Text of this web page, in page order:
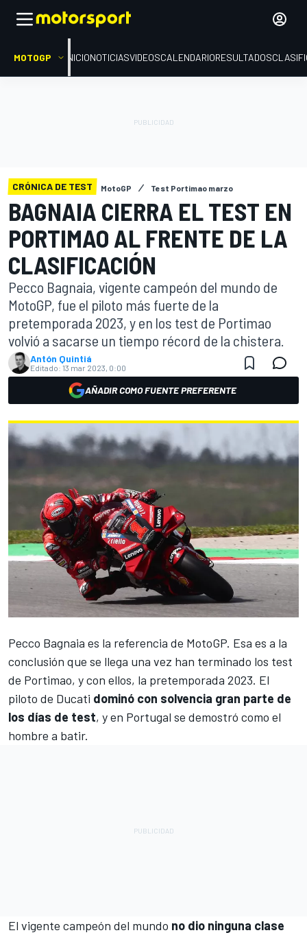
MOTOGP INICIONOTICIASVIDEOSCALENDARIORESULTADOS
CRÓNICA DE TEST MotoGP Test Portimao marzo
BAGNAIA CIERRA EL TEST EN
PORTIMAO AL FRENTE DE LA
CLASIFICACIÓN
Pecco Bagnaia, vigente campeón del mundo de
MotoGP, fue el piloto más fuerte de la
pretemporada 2023, y en los test de Portimao
volvió a sacarse un tiempo récord de la chistera.
Antón Quintiá
Editado: 13 mar 2023, 0:00
AÑADIR COMO FUENTE PREFERENTE
Pecco Bagnaia es la referencia de MotoGP. Esa es a la
conclusión que se llega una vez han terminado los test
de Portimao, y con ellos, la pretemporada 2023. El
piloto de Ducati dominó con solvencia gran parte de
los días de test, y en Portugal se demostró como el
hombre a batir.
El vigente campeón del mundo no dio ninguna clase